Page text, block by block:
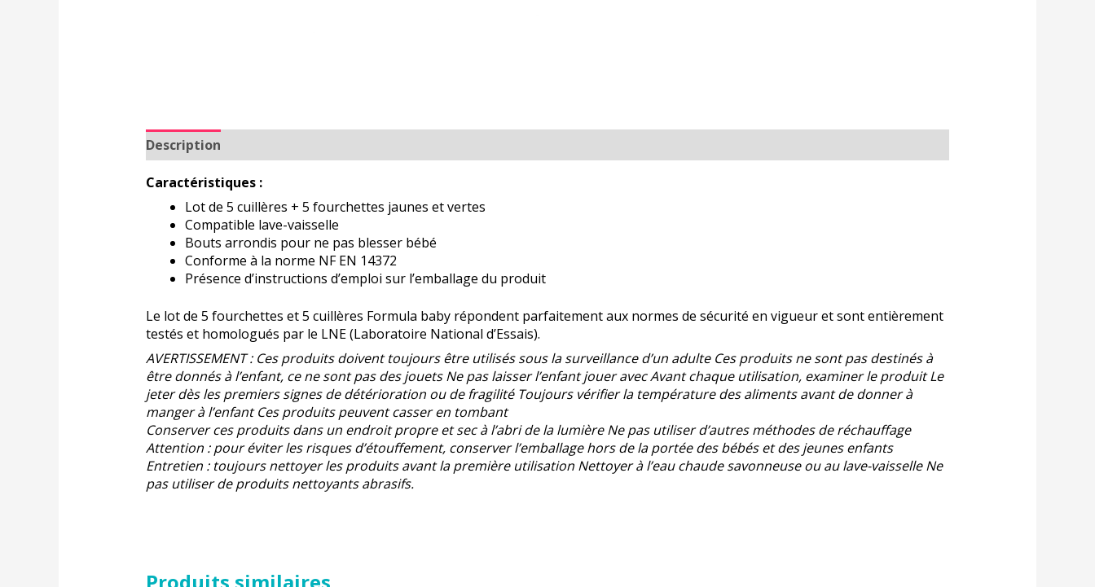
Description
Caractéristiques :
Lot de 5 cuillères + 5 fourchettes jaunes et vertes
Compatible lave-vaisselle
Bouts arrondis pour ne pas blesser bébé
Conforme à la norme NF EN 14372
Présence d’instructions d’emploi sur l’emballage du produit
Le lot de 5 fourchettes et 5 cuillères Formula baby répondent parfaitement aux normes de sécurité en vigueur et sont entièrement
testés et homologués par le LNE (Laboratoire National d’Essais).
AVERTISSEMENT : Ces produits doivent toujours être utilisés sous la surveillance d’un adulte Ces produits ne sont pas destinés à
être donnés à l’enfant, ce ne sont pas des jouets Ne pas laisser l’enfant jouer avec Avant chaque utilisation, examiner le produit Le
jeter dès les premiers signes de détérioration ou de fragilité Toujours vérifier la température des aliments avant de donner à
manger à l’enfant Ces produits peuvent casser en tombant
Conserver ces produits dans un endroit propre et sec à l’abri de la lumière Ne pas utiliser d’autres méthodes de réchauffage
Attention : pour éviter les risques d’étouffement, conserver l’emballage hors de la portée des bébés et des jeunes enfants
Entretien : toujours nettoyer les produits avant la première utilisation Nettoyer à l’eau chaude savonneuse ou au lave-vaisselle Ne
pas utiliser de produits nettoyants abrasifs.
Produits similaires